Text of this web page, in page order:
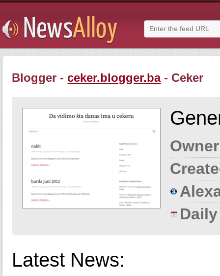
Blogger - ceker.blogger.ba- Ceker
Latest News: